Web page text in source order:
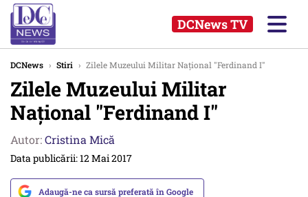
DCNews TV
DCNews › Stiri › Zilele Muzeului Militar Național "Ferdinand I"
Zilele Muzeului Militar
Național "Ferdinand I"
Autor:Cristina Mică
Data publicării: 12 Mai 2017
Adaugă-ne ca sursă preferată în Google